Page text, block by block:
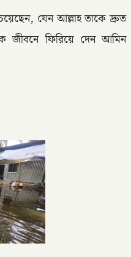
যেন আল্লাহ তাকে দ্রুত
জীবনে ফিরিয়ে দেন আমিন